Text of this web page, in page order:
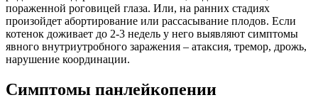
пораженной роговицей глаза. Или, на ранних стадиях
произойдет абортирование или рассасывание плодов. Если
котенок доживает до 2-3 недель у него выявляют симптомы
явного внутриутробного заражения – атаксия, тремор, дрожь,
нарушение координации.
Симптомы панлейкопении